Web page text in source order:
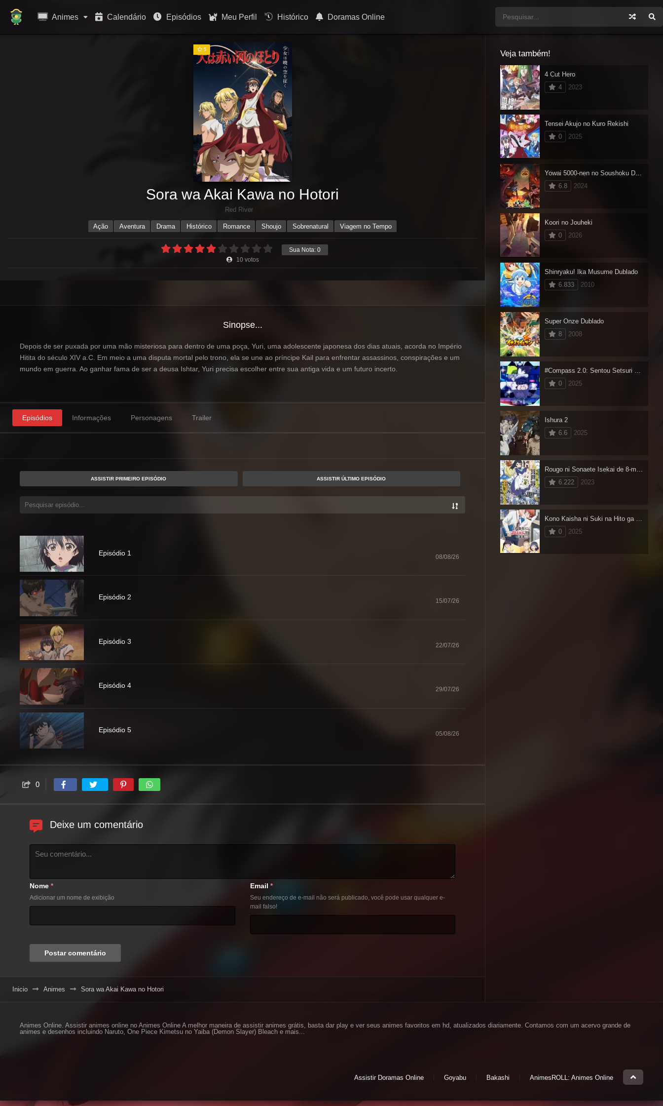
Animes Calendário Episódios Meu Perfil Histórico Doramas Online
5
Sora wa Akai Kawa no Hotori
Red River
Ação Aventura Drama Histórico Romance Shoujo Sobrenatural Viagem no Tempo
Sua Nota: 0
10 votos
Sinopse...
Depois de ser puxada por uma mão misteriosa para dentro de uma poça, Yuri, uma adolescente japonesa dos dias atuais, acorda no Império
Hitita do século XIV a.C. Em meio a uma disputa mortal pelo trono, ela se une ao príncipe Kail para enfrentar assassinos, conspirações e um
mundo em guerra. Ao ganhar fama de ser a deusa Ishtar, Yuri precisa escolher entre sua antiga vida e um futuro incerto.
Episódios Informações Personagens Trailer
ASSISTIR PRIMEIRO EPISÓDIO ASSISTIR ÚLTIMO EPISÓDIO
Episódio 1 08/08/26
Episódio 2 15/07/26
Episódio 3 22/07/26
Episódio 4 29/07/26
Episódio 5 05/08/26
0
Deixe um comentário
Nome *
Adicionar um nome de exibição
Email *
Seu endereço de e-mail não será publicado, você pode usar qualquer e-
mail falso!
Inicio Animes Sora wa Akai Kawa no Hotori
Veja também!
4 Cut Hero
4
2023
Tensei Akujo no Kuro Rekishi
0
2025
Yowai 5000-nen no Soushoku Dragon, Iwarenaki Jaryuu Nintei 2
6.8
2024
Koori no Jouheki
0
2026
Shinryaku! Ika Musume Dublado
6.833
2010
Super Onze Dublado
8
2008
#Compass 2.0: Sentou Setsuri Kaiseki System
0
2025
Ishura 2
6.6
2025
Rougo ni Sonaete Isekai de 8-manmai no Kinka wo Tamemasu Dublado
6.222
2023
Kono Kaisha ni Suki na Hito ga Imasu
0
2025
Animes Online. Assistir animes online no Animes Online A melhor maneira de assistir animes grátis, basta dar play e ver seus animes favoritos em hd, atualizados diariamente. Contamos com um acervo grande de
animes e desenhos incluindo Naruto, One Piece Kimetsu no Yaiba (Demon Slayer) Bleach e mais...
Assistir Doramas Online Goyabu Bakashi AnimesROLL: Animes Online